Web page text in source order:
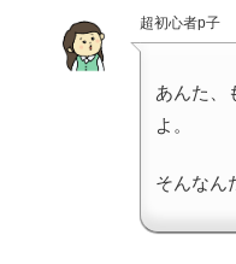
超初心者p子
あんた、
よ。
そんなん